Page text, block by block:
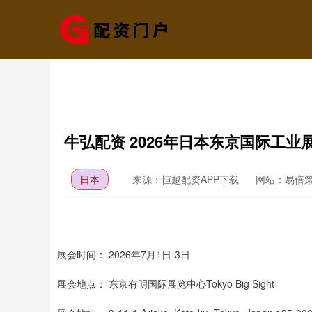
牛弘配资 2026年日本东京国际工
日本 来源：恒越配资APP下载 网站：易倍
展会时间： 2026年7月1日-3日
展会地点： 东京有明国际展览中心Tokyo Big Sight